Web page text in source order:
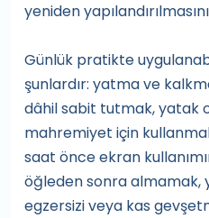
yeniden
Günlük pratikte
şunlardır: yatma ve
dâhil sabit tutmak, yatak
mahremiyet için
saat önce ekran
öğleden sonra almamak,
egzersizi veya kas